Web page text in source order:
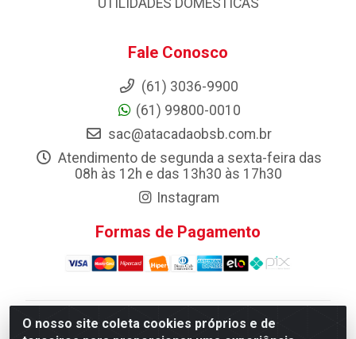
O nosso site coleta cookies próprios e de
Fale Conosco
(61) 3036-9900
(61) 99800-0010
sac@atacadaobsb.com.br
Atendimento de segunda a sexta-feira das
08h às 12h e das 13h30 às 17h30
Instagram
Formas de Pagamento
Atacadao da Limpeza F. Pereira Queiroz Comercio e